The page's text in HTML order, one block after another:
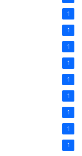
1
1
1
1
1
1
1
1
1